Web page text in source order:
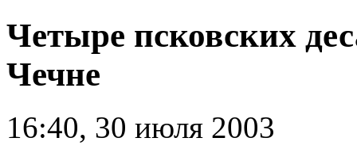
Четыре псковских
Чечне
16:40, 30 июля 2003